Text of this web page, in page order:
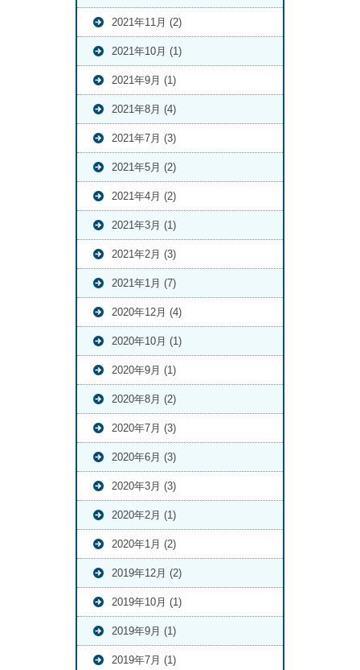
2021年11月 (2)
2021年10月 (1)
2021年9月 (1)
2021年8月 (4)
2021年7月 (3)
2021年5月 (2)
2021年4月 (2)
2021年3月 (1)
2021年2月 (3)
2021年1月 (7)
2020年12月 (4)
2020年10月 (1)
2020年9月 (1)
2020年8月 (2)
2020年7月 (3)
2020年6月 (3)
2020年3月 (3)
2020年2月 (1)
2020年1月 (2)
2019年12月 (2)
2019年10月 (1)
2019年9月 (1)
2019年7月 (1)